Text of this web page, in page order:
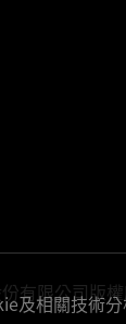
有限公司版
及相關技術